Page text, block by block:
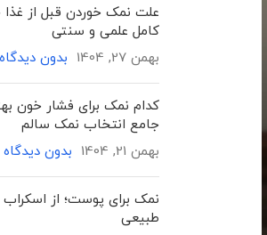
علت نمک خوردن قبل از
کامل علمی و سنتی
بهمن 27, 1404
بدون دیدگاه
کدام نمک برای فشار خون
جامع انتخاب نمک سالم
بهمن 21, 1404
بدون دیدگاه
نمک برای پوست؛ از
طبیعی